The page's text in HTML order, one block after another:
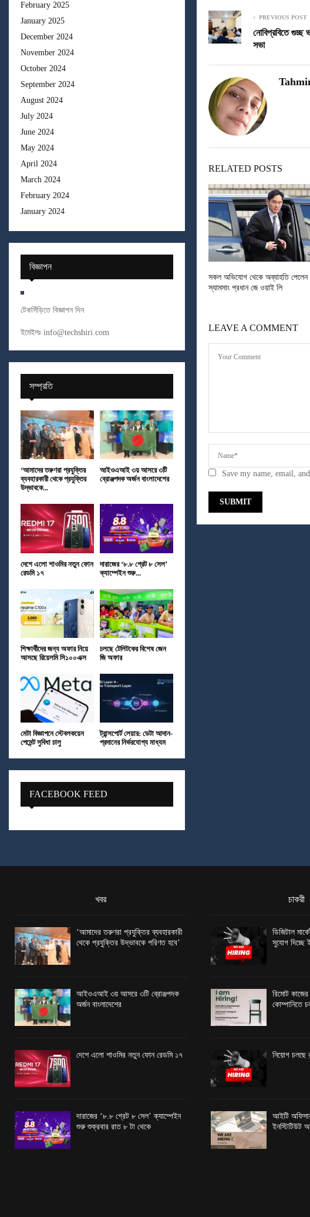
PREVIOUS POST
নোবিপ্রবিতে গুচ্ছ
সভা
RELATED POSTS
সকল অভিযোগ থেকে অব্যাহতি পেলেন
স্যামসাং প্রধান জে ওয়াই লি
LEAVE A COMMENT
Save my name, email,
February 2025
January 2025
December 2024
November 2024
October 2024
September 2024
August 2024
July 2024
June 2024
May 2024
April 2024
March 2024
February 2024
January 2024
বিজ্ঞাপন
টেকসিঁড়িতে বিজ্ঞাপন দিন
ইমেইলঃ info@techshiri.com
সম্প্রতি
‘আমাদের তরুণরা প্রযুক্তির
ব্যবহারকারী থেকে প্রযুক্তির
উদ্ভাবকে...
আইওএআই ৩য় আসরে ৩টি
ব্রোঞ্জপদক অর্জন বাংলাদেশের
দেশে এলো শাওমির নতুন ফোন
রেডমি ১৭
দারাজের ‘৮.৮ গ্রেট ৮ সেল’
ক্যাম্পেইন শুরু...
শিক্ষার্থীদের জন্য অফার নিয়ে
আসছে রিয়েলমি সি১০০এক্স
চলছে টেলিটকের বিশেষ জেন
জি অফার
মেটা বিজ্ঞাপনে স্টেবলকয়েন
পেমেন্ট সুবিধা চালু
ট্রান্সপোর্ট লেয়ার: ডেটা আদান-
প্রদানের নির্ভরযোগ্য মাধ্যম
FACEBOOK FEED
খবর
‘আমাদের তরুণরা প্রযুক্তির ব্যবহারকারী
থেকে প্রযুক্তির উদ্ভাবকে পরিণত হবে’
আইওএআই ৩য় আসরে ৩টি ব্রোঞ্জপদক
অর্জন বাংলাদেশের
দেশে এলো শাওমির নতুন ফোন রেডমি ১৭
দারাজের ‘৮.৮ গ্রেট ৮ সেল’ ক্যাম্পেইন
শুরু শুক্রবার রাত ৮ টা থেকে
চাকরী
ডিজিটাল
সুযোগ
রিমোট
কোম্পানিতে
নিয়োগ চলছে
আইটি
ইনস্টিটিউট